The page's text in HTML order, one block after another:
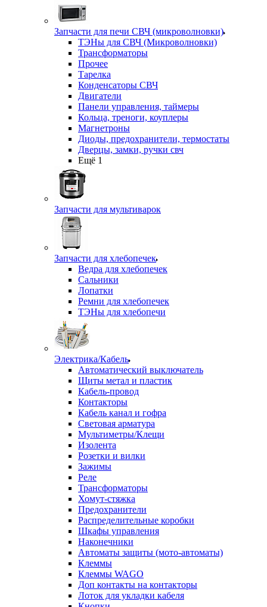
Запчасти для печи СВЧ (микроволновки)
ТЭНы для СВЧ (Микроволновки)
Трансформаторы
Прочее
Тарелка
Конденсаторы СВЧ
Двигатели
Панели управления, таймеры
Кольца, треноги, коуплеры
Магнетроны
Диоды, предохранители, термостаты
Дверцы, замки, ручки свч
Ещё 1
Запчасти для мультиварок
Запчасти для хлебопечек
Ведра для хлебопечек
Сальники
Лопатки
Ремни для хлебопечек
ТЭНы для хлебопечи
Электрика/Кабель
Автоматический выключатель
Щиты метал и пластик
Кабель-провод
Контакторы
Кабель канал и гофра
Световая арматура
Мультиметры/Клещи
Изолента
Розетки и вилки
Зажимы
Реле
Трансформаторы
Хомут-стяжка
Предохранители
Распределительные коробки
Шкафы управления
Наконечники
Автоматы защиты (мото-автоматы)
Клеммы
Клеммы WAGO
Доп контакты на контакторы
Лоток для укладки кабеля